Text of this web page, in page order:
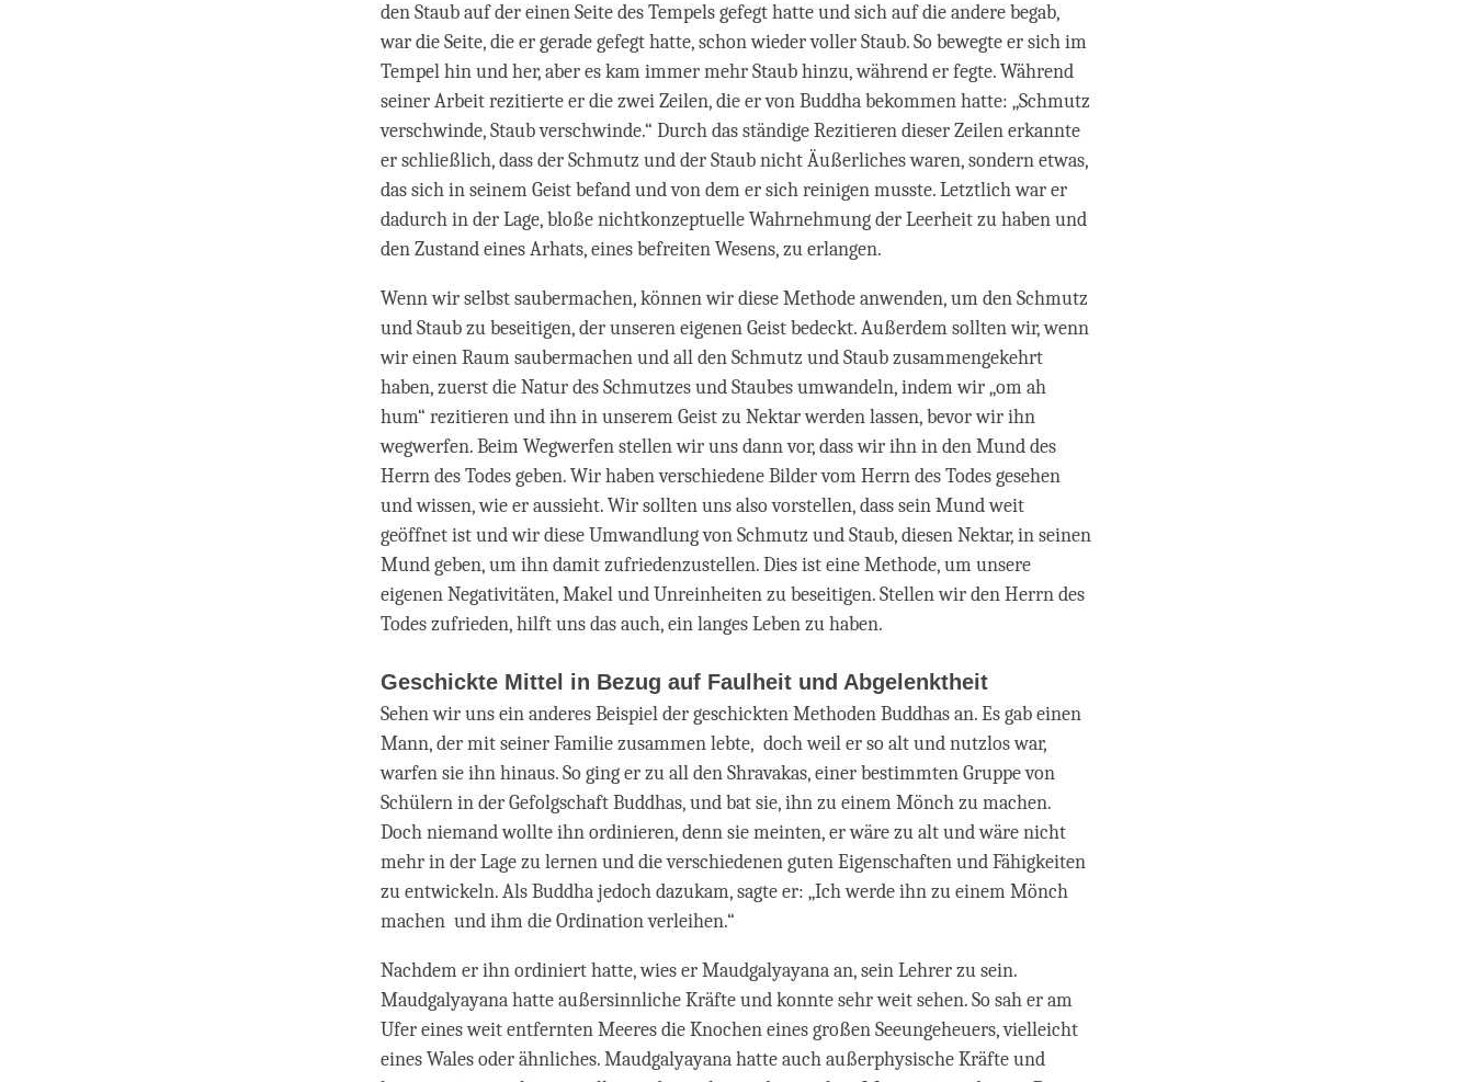
den Staub auf der einen Seite des Tempels gefegt hatte und sich auf die andere begab,
war die Seite, die er gerade gefegt hatte, schon wieder voller Staub. So bewegte er sich im
Tempel hin und her, aber es kam immer mehr Staub hinzu, während er fegte. Während
seiner Arbeit rezitierte er die zwei Zeilen, die er von Buddha bekommen hatte: „Schmutz
verschwinde, Staub verschwinde.“ Durch das ständige Rezitieren dieser Zeilen erkannte
er schließlich, dass der Schmutz und der Staub nicht Äußerliches waren, sondern etwas,
das sich in seinem Geist befand und von dem er sich reinigen musste. Letztlich war er
dadurch in der Lage, bloße nichtkonzeptuelle Wahrnehmung der Leerheit zu haben und
den Zustand eines Arhats, eines befreiten Wesens, zu erlangen.
Wenn wir selbst saubermachen, können wir diese Methode anwenden, um den Schmutz
und Staub zu beseitigen, der unseren eigenen Geist bedeckt. Außerdem sollten wir, wenn
wir einen Raum saubermachen und all den Schmutz und Staub zusammengekehrt
haben, zuerst die Natur des Schmutzes und Staubes umwandeln, indem wir „om ah
hum“ rezitieren und ihn in unserem Geist zu Nektar werden lassen, bevor wir ihn
wegwerfen. Beim Wegwerfen stellen wir uns dann vor, dass wir ihn in den Mund des
Herrn des Todes geben. Wir haben verschiedene Bilder vom Herrn des Todes gesehen
und wissen, wie er aussieht. Wir sollten uns also vorstellen, dass sein Mund weit
geöffnet ist und wir diese Umwandlung von Schmutz und Staub, diesen Nektar, in seinen
Mund geben, um ihn damit zufriedenzustellen. Dies ist eine Methode, um unsere
eigenen Negativitäten, Makel und Unreinheiten zu beseitigen. Stellen wir den Herrn des
Todes zufrieden, hilft uns das auch, ein langes Leben zu haben.
Geschickte Mittel in Bezug auf Faulheit und Abgelenktheit
Sehen wir uns ein anderes Beispiel der geschickten Methoden Buddhas an. Es gab einen
Mann, der mit seiner Familie zusammen lebte, doch weil er so alt und nutzlos war,
warfen sie ihn hinaus. So ging er zu all den Shravakas, einer bestimmten Gruppe von
Schülern in der Gefolgschaft Buddhas, und bat sie, ihn zu einem Mönch zu machen.
Doch niemand wollte ihn ordinieren, denn sie meinten, er wäre zu alt und wäre nicht
mehr in der Lage zu lernen und die verschiedenen guten Eigenschaften und Fähigkeiten
zu entwickeln. Als Buddha jedoch dazukam, sagte er: „Ich werde ihn zu einem Mönch
machen und ihm die Ordination verleihen.“
Nachdem er ihn ordiniert hatte, wies er Maudgalyayana an, sein Lehrer zu sein.
Maudgalyayana hatte außersinnliche Kräfte und konnte sehr weit sehen. So sah er am
Ufer eines weit entfernten Meeres die Knochen eines großen Seeungeheuers, vielleicht
eines Wales oder ähnliches. Maudgalyayana hatte auch außerphysische Kräfte und